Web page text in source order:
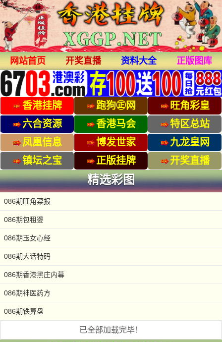
网站首页 开奖直播 资料大全 正版图库
香港挂牌 跑狗㊣网
旺角彩皇
六合资源
香港马会
特区总站
凤凰信息
博发世家
九龙皇网
镇坛之宝
正版挂牌 开奖直播
精选彩图
086期旺角菜报
086期包租婆
086期玉女心经
086期大话特码
086期香港黑庄内幕
086期神医药方
086期铁算盘
已全部加载完毕！